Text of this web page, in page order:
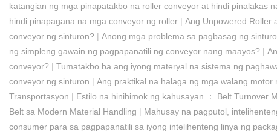
katangian ng mga pinapatakbo na roller conveyor at hindi pinalakas
hindi pinapagana na mga conveyor ng roller | Ang Unpowered Roller
conveyor ng sinturon? | Anong mga problema sa pagbasag ng
ng simpleng gawain ng pagpapanatili ng conveyor nang maayos? |
conveyor? | Tumatakbo ba ang iyong materyal na sistema ng
conveyor ng sinturon | Ang praktikal na halaga ng mga walang motor
Transportasyon | Estilo na hinihimok ng kahusayan ： Belt Turnover
Belt sa Modern Material Handling | Mahusay na pagputol,
consumer para sa pagpapanatili sa iyong intelihenteng linya ng